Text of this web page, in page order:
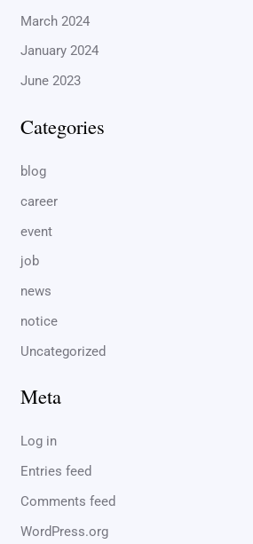
March 2024
January 2024
June 2023
Categories
blog
career
event
job
news
notice
Uncategorized
Meta
Log in
Entries feed
Comments feed
WordPress.org